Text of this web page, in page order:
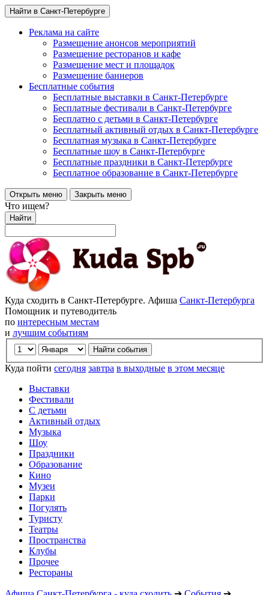
Найти в Санкт-Петербурге
Реклама на сайте
Размещение анонсов мероприятий
Размещение ресторанов и кафе
Размещение мест и площадок
Размещение баннеров
Бесплатные события
Бесплатные выставки в Санкт-Петербурге
Бесплатные фестивали в Санкт-Петербурге
Бесплатно с детьми в Санкт-Петербурге
Бесплатный активный отдых в Санкт-Петербурге
Бесплатная музыка в Санкт-Петербурге
Бесплатные шоу в Санкт-Петербурге
Бесплатные праздники в Санкт-Петербурге
Бесплатное образование в Санкт-Петербурге
Открыть меню Закрыть меню
Что ищем?
Найти
Куда сходить в Санкт-Петербурге. Афиша Санкт-Петербурга
Помощник и путеводитель
по интересным местам
и лучшим событиям
Куда пойти сегодня завтра в выходные в этом месяце
Выставки
Фестивали
С детьми
Активный отдых
Музыка
Шоу
Праздники
Образование
Кино
Музеи
Парки
Погулять
Туристу
Театры
Пространства
Клубы
Прочее
Рестораны